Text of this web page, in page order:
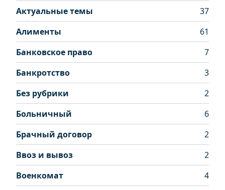
Актуальные темы
37
Алименты
61
Банковское право
7
Банкротство
3
Без рубрики
2
Больничный
6
Брачный договор
2
Ввоз и вывоз
2
Военкомат
4